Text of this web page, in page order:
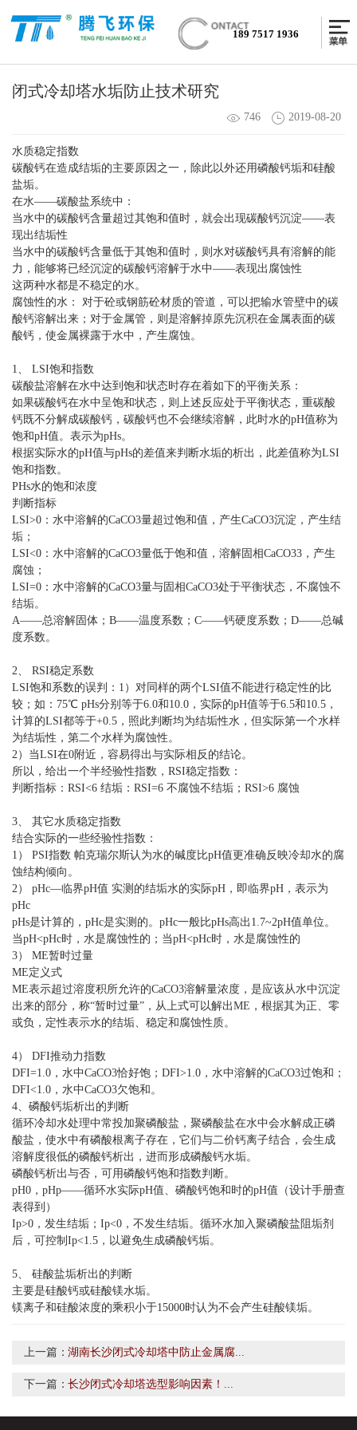
189 7517 1936
闭式冷却塔水垢防止技术研究
746 2019-08-20
水质稳定指数
碳酸钙在造成结垢的主要原因之一，除此以外还用磷酸钙垢和硅酸
盐垢。
在水——碳酸盐系统中：
当水中的碳酸钙含量超过其饱和值时，就会出现碳酸钙沉淀——表
现出结垢性
当水中的碳酸钙含量低于其饱和值时，则水对碳酸钙具有溶解的能
力，能够将已经沉淀的碳酸钙溶解于水中——表现出腐蚀性
这两种水都是不稳定的水。
腐蚀性的水： 对于砼或钢筋砼材质的管道，可以把输水管壁中的碳
酸钙溶解出来；对于金属管，则是溶解掉原先沉积在金属表面的碳
酸钙，使金属裸露于水中，产生腐蚀。
1、 LSI饱和指数
碳酸盐溶解在水中达到饱和状态时存在着如下的平衡关系：
如果碳酸钙在水中呈饱和状态，则上述反应处于平衡状态，重碳酸
钙既不分解成碳酸钙，碳酸钙也不会继续溶解，此时水的pH值称为
饱和pH值。表示为pHs。
根据实际水的pH值与pHs的差值来判断水垢的析出，此差值称为LSI
饱和指数。
PHs水的饱和浓度
判断指标
LSI>0：水中溶解的CaCO3量超过饱和值，产生CaCO3沉淀，产生结
垢；
LSI<0：水中溶解的CaCO3量低于饱和值，溶解固相CaCO33，产生
腐蚀；
LSI=0：水中溶解的CaCO3量与固相CaCO3处于平衡状态，不腐蚀不
结垢。
A——总溶解固体；B——温度系数；C——钙硬度系数；D——总碱
度系数。
2、 RSI稳定系数
LSI饱和系数的误判：1）对同样的两个LSI值不能进行稳定性的比
较；如：75℃ pHs分别等于6.0和10.0，实际的pH值等于6.5和10.5，
计算的LSI都等于+0.5，照此判断均为结垢性水，但实际第一个水样
为结垢性，第二个水样为腐蚀性。
2）当LSI在0附近，容易得出与实际相反的结论。
所以，给出一个半经验性指数，RSI稳定指数：
判断指标：RSI<6 结垢：RSI=6 不腐蚀不结垢；RSI>6 腐蚀
3、 其它水质稳定指数
结合实际的一些经验性指数：
1） PSI指数 帕克瑞尔斯认为水的碱度比pH值更准确反映冷却水的腐
蚀结构倾向。
2） pHc—临界pH值 实测的结垢水的实际pH，即临界pH，表示为
pHc
pHs是计算的，pHc是实测的。pHc一般比pHs高出1.7~2pH值单位。
当pH<pHc时，水是腐蚀性的；当pH<pHc时，水是腐蚀性的
3） ME暂时过量
ME定义式
ME表示超过溶度积所允许的CaCO3溶解量浓度，是应该从水中沉淀
出来的部分，称“暂时过量”，从上式可以解出ME，根据其为正、零
或负，定性表示水的结垢、稳定和腐蚀性质。
4） DFI推动力指数
DFI=1.0，水中CaCO3恰好饱；DFI>1.0，水中溶解的CaCO3过饱和；
DFI<1.0，水中CaCO3欠饱和。
4、磷酸钙垢析出的判断
循环冷却水处理中常投加聚磷酸盐，聚磷酸盐在水中会水解成正磷
酸盐，使水中有磷酸根离子存在，它们与二价钙离子结合，会生成
溶解度很低的磷酸钙析出，进而形成磷酸钙水垢。
磷酸钙析出与否，可用磷酸钙饱和指数判断。
pH0，pHp——循环水实际pH值、磷酸钙饱和时的pH值（设计手册查
表得到）
Ip>0，发生结垢；Ip<0，不发生结垢。循环水加入聚磷酸盐阻垢剂
后，可控制Ip<1.5，以避免生成磷酸钙垢。
5、 硅酸盐垢析出的判断
主要是硅酸钙或硅酸镁水垢。
镁离子和硅酸浓度的乘积小于15000时认为不会产生硅酸镁垢。
上一篇：湖南长沙闭式冷却塔中防止金属腐...
下一篇：长沙闭式冷却塔选型影响因素！...